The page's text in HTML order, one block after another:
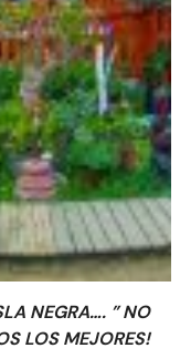
NEGRA…. ” NO
LOS MEJORES!